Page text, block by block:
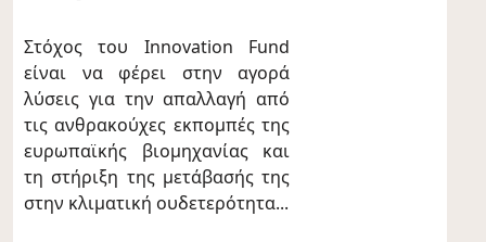
Στόχος του Innovation Fund
είναι να φέρει στην αγορά
λύσεις για την απαλλαγή από
τις ανθρακούχες εκπομπές της
ευρωπαϊκής βιομηχανίας και
τη στήριξη της μετάβασής της
στην κλιματική ουδετερότητα...